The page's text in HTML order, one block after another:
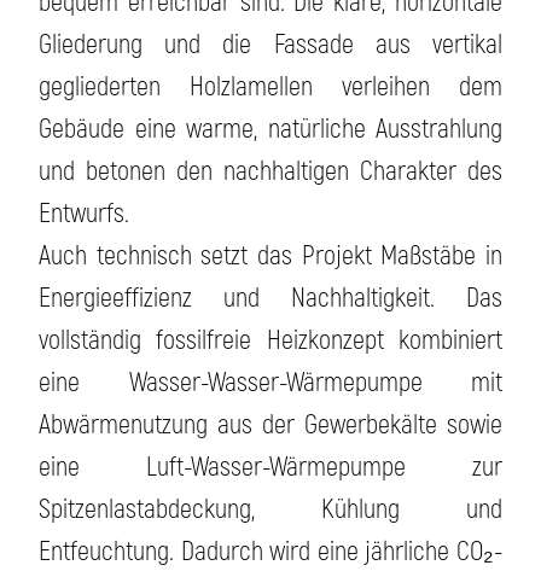
Gliederung und die Fassade aus vertikal
gegliederten Holzlamellen verleihen dem
Gebäude eine warme, natürliche Ausstrahlung
und betonen den nachhaltigen Charakter des
Entwurfs.
Auch technisch setzt das Projekt Maßstäbe in
Energieeffizienz und Nachhaltigkeit. Das
vollständig fossilfreie Heizkonzept kombiniert
eine Wasser-Wasser-Wärmepumpe mit
Abwärmenutzung aus der Gewerbekälte sowie
eine Luft-Wasser-Wärmepumpe zur
Spitzenlastabdeckung, Kühlung und
Entfeuchtung. Dadurch wird eine jährliche CO₂-